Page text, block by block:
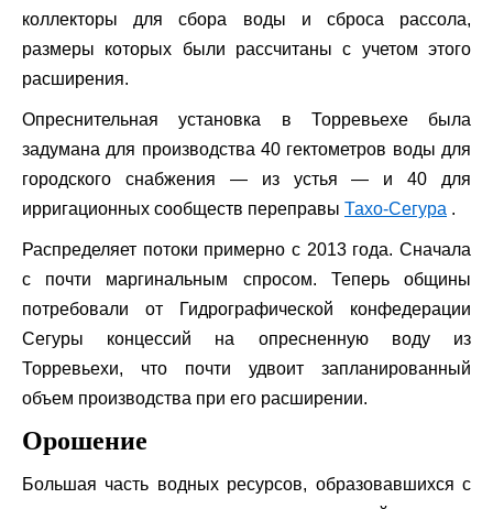
коллекторы для сбора воды и сброса рассола,
размеры которых были рассчитаны с учетом этого
расширения.
Опреснительная установка в Торревьехе была
задумана для производства 40 гектометров воды для
городского снабжения — из устья — и 40 для
ирригационных сообществ переправы Тахо-Сегура .
Распределяет потоки примерно с 2013 года. Сначала
с почти маргинальным спросом. Теперь общины
потребовали от Гидрографической конфедерации
Сегуры концессий на опресненную воду из
Торревьехи, что почти удвоит запланированный
объем производства при его расширении.
Орошение
Большая часть водных ресурсов, образовавшихся с